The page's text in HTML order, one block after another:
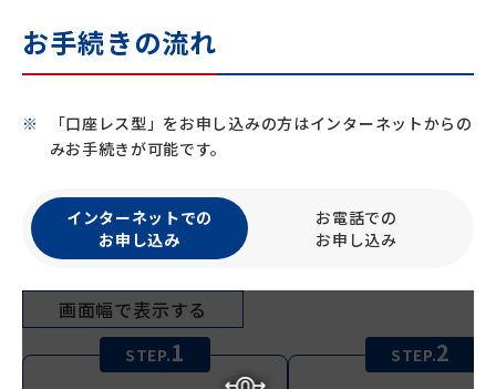
お手続きの流れ
「口座レス型」をお申し込みの方はインターネットからの
みお手続きが可能です。
インターネットでの
お申し込み
お電話での
お申し込み
画面幅で表示する
STEP.1 STEP.2